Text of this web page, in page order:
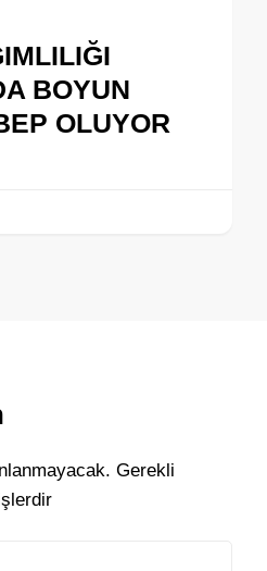
BOYUN
OLUYOR
Gerekli